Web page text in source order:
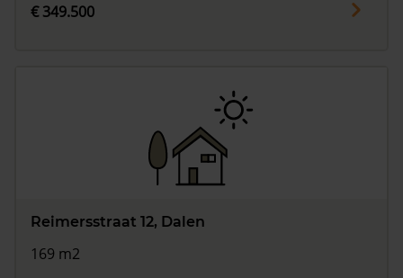
€ 349.500
Reimersstraat 12, Dalen
169 m2